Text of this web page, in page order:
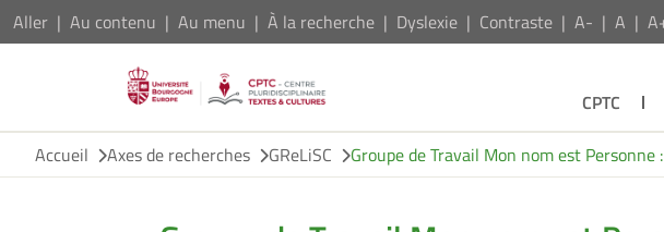
Aller Au contenu Au menu À la recherche Dyslexie Contraste A- A
CPTC
Accueil
Axes de recherches GReLiSC Groupe de Travail Mon nom est